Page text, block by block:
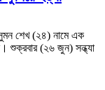
শেখ (২৪) নামে এক
শুক্রবার (২৬ জুন) সন্ধ্যা